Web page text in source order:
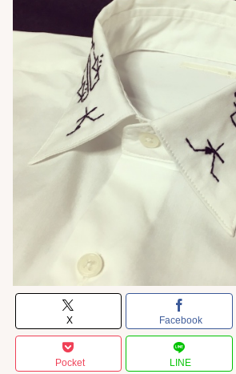
X Facebook
Pocket LINE